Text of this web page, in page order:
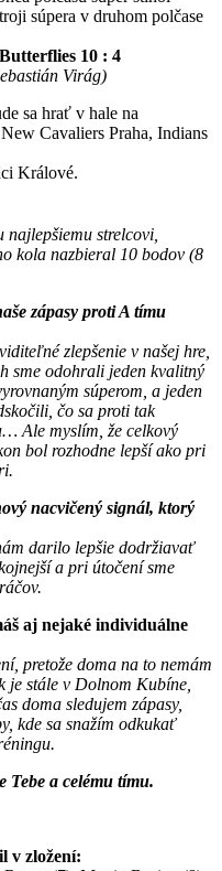
súpera v druhom polčase
10 : 4
Virág)
sa hrať v hale na
Cavaliers Praha, Indians
Králové.
strelcovi,
kola nazbieral 10 bodov (8
zápasy proti A tímu
zlepšenie v našej hre,
sme odohrali jeden kvalitný
súperom, a jeden
čo sa proti tak
Ale myslím, že celkový
bol rozhodne lepší ako pri
nacvičený signál, ktorý
darilo lepšie dodržiavať
a pri útočení sme
aj nejaké individuálne
pretože doma na to nemám
je stále v Dolnom Kubíne,
doma sledujem zápasy,
kde sa snažím odkukať
Tebe a celému tímu.
v zložení: